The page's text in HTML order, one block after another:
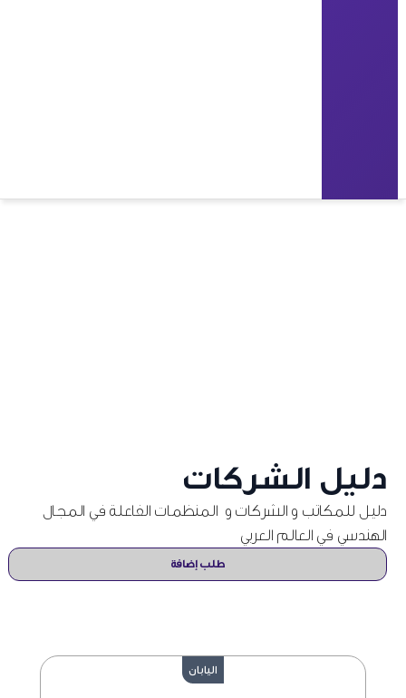
دليل الشركات
دليل للمكاتب و الشركات و المنظمات الفاعلة في المجال
الهندسي في العالم العربي
طلب إضافة
اليابان